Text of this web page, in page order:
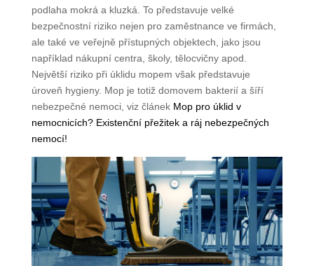
podlaha mokrá a kluzká. To představuje velké
bezpečnostní riziko nejen pro zaměstnance ve firmách,
ale také ve veřejně přístupných objektech, jako jsou
například nákupní centra, školy, tělocvičny apod.
Největší riziko při úklidu mopem však představuje
úroveň hygieny. Mop je totiž domovem bakterií a šíří
nebezpečné nemoci, viz článek Mop pro úklid v
nemocnicích? Existenční přežitek a ráj nebezpečných
nemocí!